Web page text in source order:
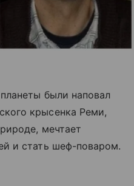
были наповал
крысенка Реми,
мечтает
и стать шеф-поваром.